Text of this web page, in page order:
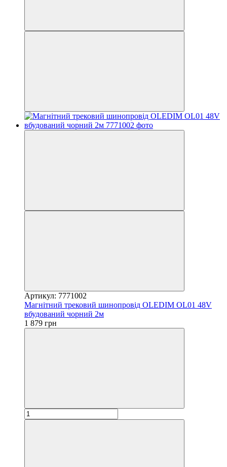
Артикул: 7771002
Магнітний трековий шинопровід OLEDIM OL01 48V
вбудований чорний 2м
1 879 грн